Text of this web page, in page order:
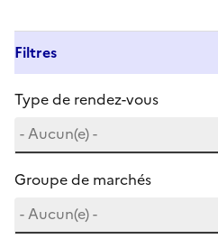
Filtres
Type de rendez-vous
Groupe de marchés